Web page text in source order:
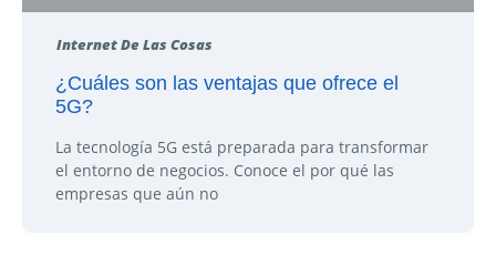
Internet De Las Cosas
¿Cuáles son las ventajas que ofrece el
5G?
La tecnología 5G está preparada para transformar
el entorno de negocios. Conoce el por qué las
empresas que aún no